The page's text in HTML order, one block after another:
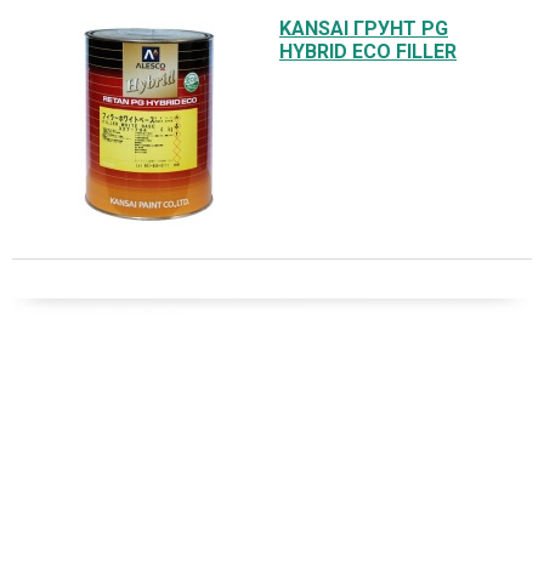
KANSAI ГРУНТ PG
HYBRID ECO FILLER